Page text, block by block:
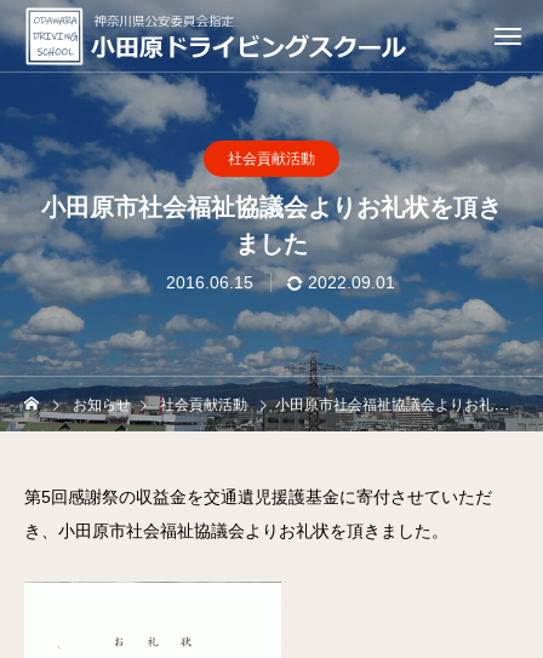
社会貢献活動
小田原市社会福祉協議会よりお礼状を頂き
ました
2016.06.15 2022.09.01
お知らせ 社会貢献活動 小田原市社会福祉協議会よりお礼状を頂きました
第5回感謝祭の収益金を交通遺児援護基金に寄付させていただ
き、小田原市社会福祉協議会よりお礼状を頂きました。